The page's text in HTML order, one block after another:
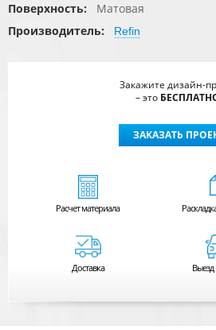
Поверхность:
Матовая
Производитель:
Refin
Закажите дизайн-
– это
ЗАКАЗАТЬ
Расчетматериала
Доставка Выезд